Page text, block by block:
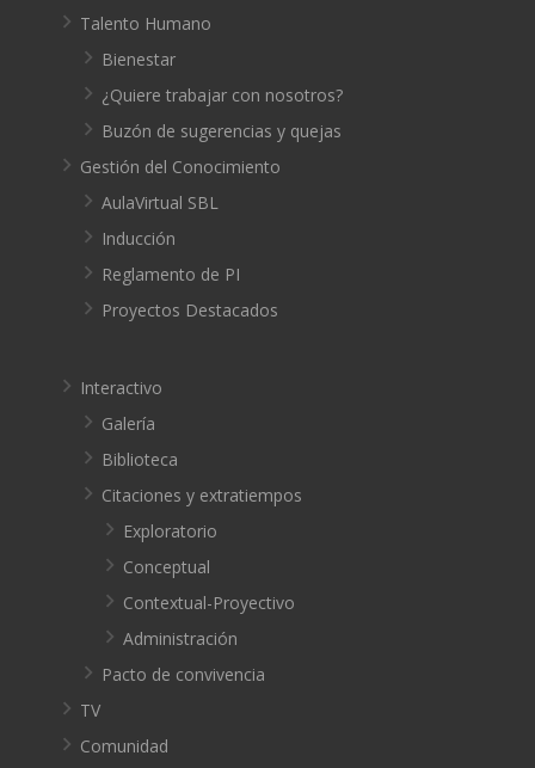
Talento Humano
Bienestar
¿Quiere trabajar con nosotros?
Buzón de sugerencias y quejas
Gestión del Conocimiento
AulaVirtual SBL
Inducción
Reglamento de PI
Proyectos Destacados
Interactivo
Galería
Biblioteca
Citaciones y extratiempos
Exploratorio
Conceptual
Contextual-Proyectivo
Administración
Pacto de convivencia
TV
Comunidad